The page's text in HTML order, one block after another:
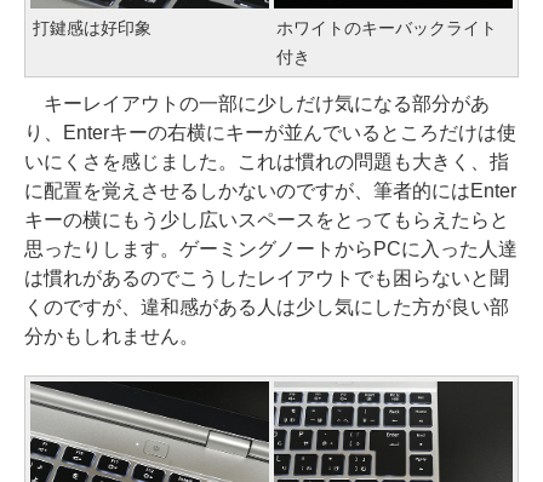
打鍵感は好印象
ホワイトのキーバックライト
付き
キーレイアウトの一部に少しだけ気になる部分があ
り、Enterキーの右横にキーが並んでいるところだけは使
いにくさを感じました。これは慣れの問題も大きく、指
に配置を覚えさせるしかないのですが、筆者的にはEnter
キーの横にもう少し広いスペースをとってもらえたらと
思ったりします。ゲーミングノートからPCに入った人達
は慣れがあるのでこうしたレイアウトでも困らないと聞
くのですが、違和感がある人は少し気にした方が良い部
分かもしれません。